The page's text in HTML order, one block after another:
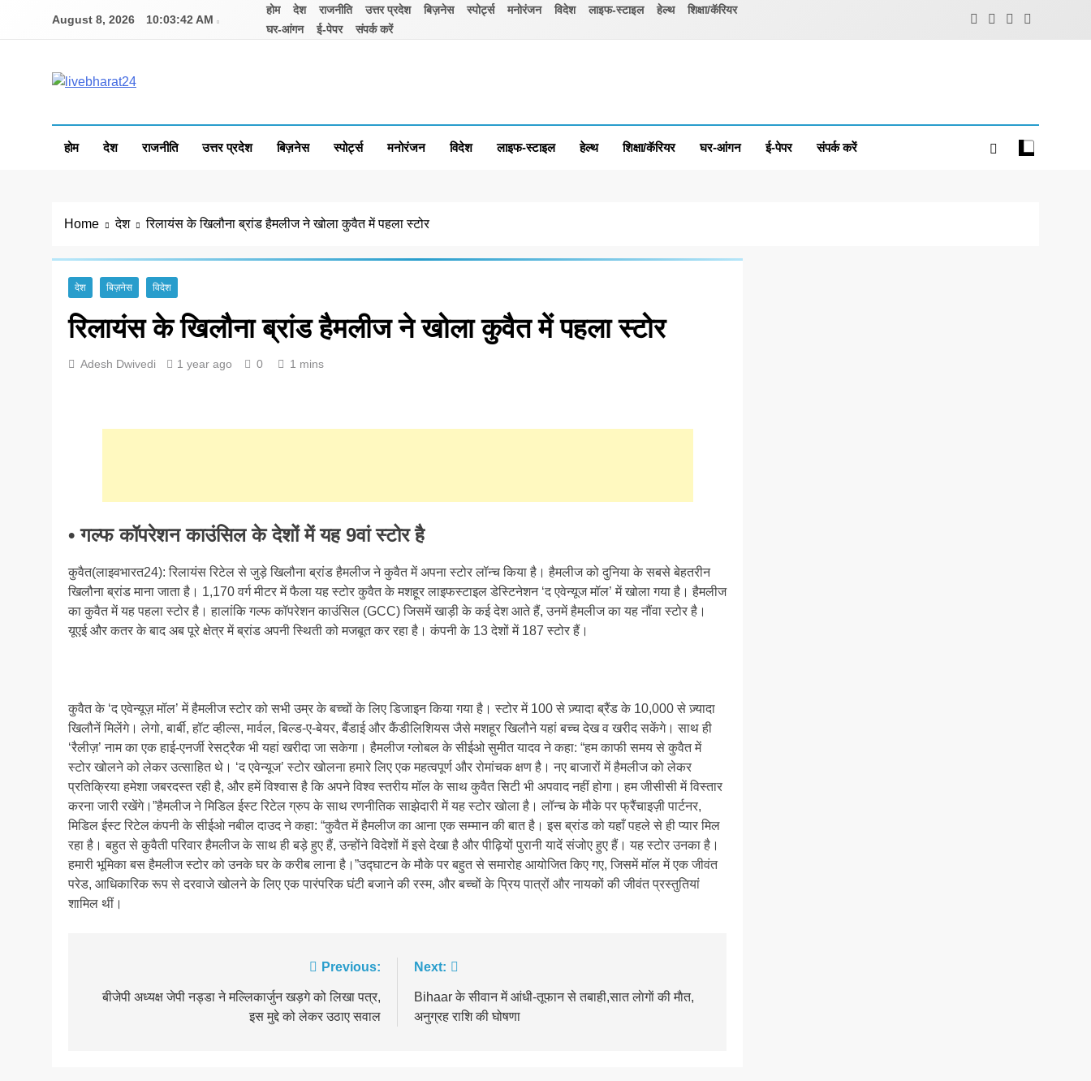
August 8, 2026 10:03:42 AM
होम देश राजनीति उत्तर प्रदेश बिज़नेस स्पोर्ट्स मनोरंजन विदेश लाइफ-स्टाइल हेल्थ
शिक्षा/कॅरियर
घर-आंगन
ई-पेपर संपर्क करें
होम देश राजनीति उत्तर प्रदेश बिज़नेस स्पोर्ट्स मनोरंजन विदेश लाइफ-स्टाइल हेल्थ शिक्षा/कॅरियर घर-आंगन ई-पेपर संपर्क करें
Home देश रिलायंस के खिलौना ब्रांड हैमलीज ने खोला कुवैत में पहला स्टोर
देश बिज़नेस विदेश
रिलायंस के खिलौना ब्रांड हैमलीज ने खोला कुवैत में पहला स्टोर
Adesh Dwivedi 1 year ago 0 1 mins
• गल्फ कॉपरेशन काउंसिल के देशों में यह 9वां स्टोर है
कुवैत(लाइवभारत24): रिलायंस रिटेल से जुड़े खिलौना ब्रांड हैमलीज ने कुवैत में अपना स्टोर लॉन्च किया है। हैमलीज को दुनिया के सबसे बेहतरीन
खिलौना ब्रांड माना जाता है। 1,170 वर्ग मीटर में फैला यह स्टोर कुवैत के मशहूर लाइफस्टाइल डेस्टिनेशन ‘द एवेन्यूज मॉल’ में खोला गया है। हैमलीज
का कुवैत में यह पहला स्टोर है। हालांकि गल्फ कॉपरेशन काउंसिल (GCC) जिसमें खाड़ी के कई देश आते हैं, उनमें हैमलीज का यह नौंवा स्टोर है।
यूएई और कतर के बाद अब पूरे क्षेत्र में ब्रांड अपनी स्थिती को मजबूत कर रहा है। कंपनी के 13 देशों में 187 स्टोर हैं।
कुवैत के ‘द एवेन्यूज़ मॉल’ में हैमलीज स्टोर को सभी उम्र के बच्चों के लिए डिजाइन किया गया है। स्टोर में 100 से ज़्यादा ब्रैंड के 10,000 से ज़्यादा
खिलौनें मिलेंगे। लेगो, बार्बी, हॉट व्हील्स, मार्वल, बिल्ड-ए-बेयर, बैंडाई और कैंडीलिशियस जैसे मशहूर खिलौने यहां बच्च देख व खरीद सकेंगे। साथ ही
‘रैलीज़’ नाम का एक हाई-एनर्जी रेसट्रैक भी यहां खरीदा जा सकेगा। हैमलीज ग्लोबल के सीईओ सुमीत यादव ने कहा: “हम काफी समय से कुवैत में
स्टोर खोलने को लेकर उत्साहित थे। ‘द एवेन्यूज’ स्टोर खोलना हमारे लिए एक महत्वपूर्ण और रोमांचक क्षण है। नए बाजारों में हैमलीज को लेकर
प्रतिक्रिया हमेशा जबरदस्त रही है, और हमें विश्वास है कि अपने विश्व स्तरीय मॉल के साथ कुवैत सिटी भी अपवाद नहीं होगा। हम जीसीसी में विस्तार
करना जारी रखेंगे।”हैमलीज ने मिडिल ईस्ट रिटेल ग्रुप के साथ रणनीतिक साझेदारी में यह स्टोर खोला है। लॉन्च के मौके पर फ्रैंचाइज़ी पार्टनर,
मिडिल ईस्ट रिटेल कंपनी के सीईओ नबील दाउद ने कहा: “कुवैत में हैमलीज का आना एक सम्मान की बात है। इस ब्रांड को यहाँ पहले से ही प्यार मिल
रहा है। बहुत से कुवैती परिवार हैमलीज के साथ ही बड़े हुए हैं, उन्होंने विदेशों में इसे देखा है और पीढ़ियों पुरानी यादें संजोए हुए हैं। यह स्टोर उनका है।
हमारी भूमिका बस हैमलीज स्टोर को उनके घर के करीब लाना है।”उद्घाटन के मौके पर बहुत से समारोह आयोजित किए गए, जिसमें मॉल में एक जीवंत
परेड, आधिकारिक रूप से दरवाजे खोलने के लिए एक पारंपरिक घंटी बजाने की रस्म, और बच्चों के प्रिय पात्रों और नायकों की जीवंत प्रस्तुतियां
शामिल थीं।
navigation
Previous:
बीजेपी अध्यक्ष जेपी नड्डा ने मल्लिकार्जुन खड़गे को लिखा पत्र,
इस मुद्दे को लेकर उठाए सवाल
Next:
Bihaar के सीवान में आंधी-तूफान से तबाही,सात लाेगाें की माैत,
अनुग्रह राशि की घोषणा